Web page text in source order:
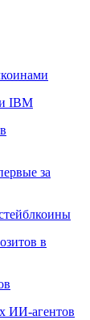
IBM
за
в
ИИ-агентов